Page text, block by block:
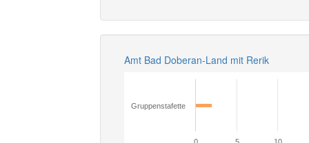
Amt Bad Doberan-Land mit Rerik
Gruppenstafette